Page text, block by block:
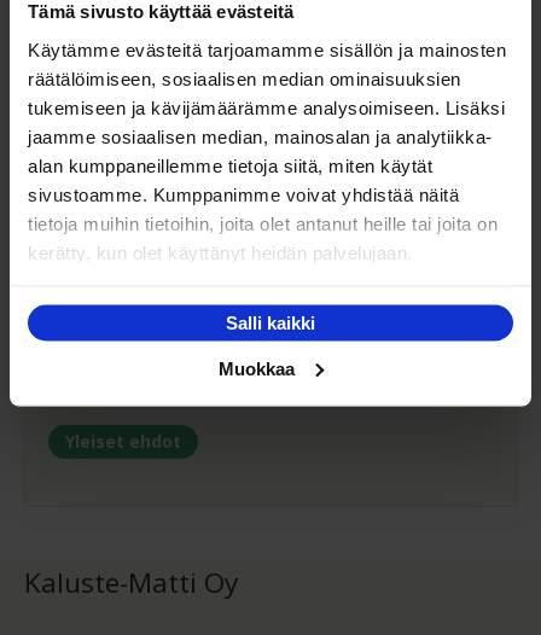
Tämä sivusto käyttää evästeitä
Käytämme evästeitä tarjoamamme sisällön ja mainosten
räätälöimiseen, sosiaalisen median ominaisuuksien
tukemiseen ja kävijämäärämme analysoimiseen. Lisäksi
jaamme sosiaalisen median, mainosalan ja analytiikka-
alan kumppaneillemme tietoja siitä, miten käytät
sivustoamme. Kumppanimme voivat yhdistää näitä
tietoja muihin tietoihin, joita olet antanut heille tai joita on
kerätty, kun olet käyttänyt heidän palvelujaan.
Salli kaikki
Muokkaa
Kaluste-Matin oma kuljetus on turvallinen tapa
tuotteiden toimitukseen. Saat varmemmin tuotteet
ehjänä perille - ja vieläpä sisäänkannettuna!
Turvallisemman kuljetuksen hinta Suomessa alk.
59€!
Yleiset ehdot
Yleiset ehdot
Kaluste-Matti Oy